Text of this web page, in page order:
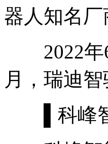
器人知名厂
2022年6
月，瑞迪
▌科峰